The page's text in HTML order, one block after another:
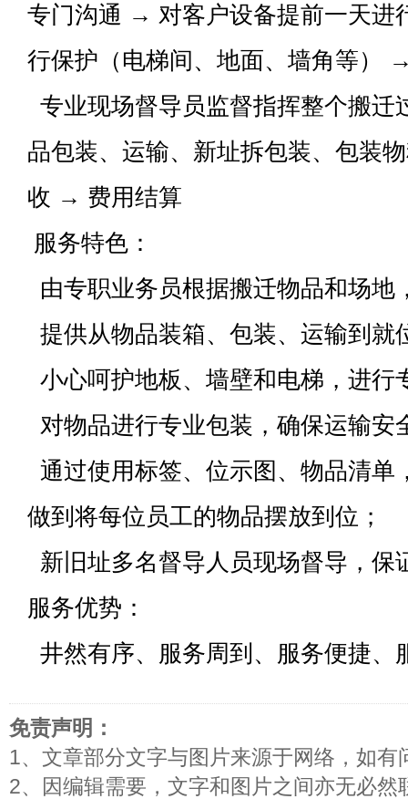
专门沟通 → 对客户设备提前一天进
行保护（电梯间、地面、墙角等）
专业现场督导员监督指挥整个搬迁
品包装、运输、新址拆包装、包装
收 → 费用结算
服务特色：
由专职业务员根据搬迁物品和场地
提供从物品装箱、包装、运输到就
小心呵护地板、墙壁和电梯，进行
对物品进行专业包装，确保运输安
通过使用标签、位示图、物品清单
做到将每位员工的物品摆放到位；
新旧址多名督导人员现场督导，保
服务优势：
井然有序、服务周到、服务便捷、
免责声明：
1、文章部分文字与图片来源于网络，如有
2、因编辑需要，文字和图片之间亦无必